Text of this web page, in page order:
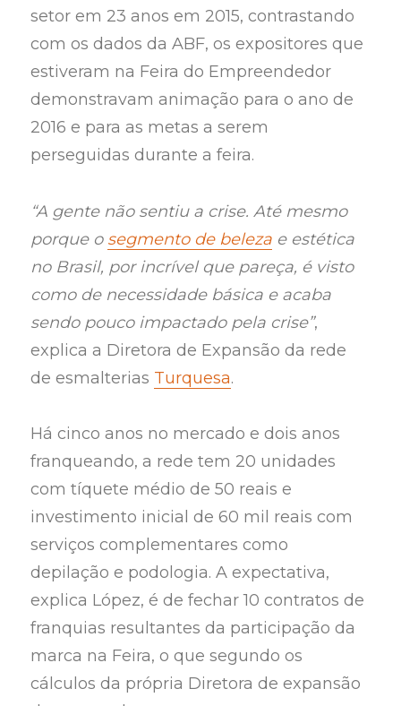
setor em 23 anos em 2015, contrastando
com os dados da ABF, os expositores que
estiveram na Feira do Empreendedor
demonstravam animação para o ano de
2016 e para as metas a serem
perseguidas durante a feira.
“A gente não sentiu a crise. Até mesmo
porque o segmento de beleza e estética
no Brasil, por incrível que pareça, é visto
como de necessidade básica e acaba
sendo pouco impactado pela crise”,
explica a Diretora de Expansão da rede
de esmalterias Turquesa.
Há cinco anos no mercado e dois anos
franqueando, a rede tem 20 unidades
com tíquete médio de 50 reais e
investimento inicial de 60 mil reais com
serviços complementares como
depilação e podologia. A expectativa,
explica López, é de fechar 10 contratos de
franquias resultantes da participação da
marca na Feira, o que segundo os
cálculos da própria Diretora de expansão